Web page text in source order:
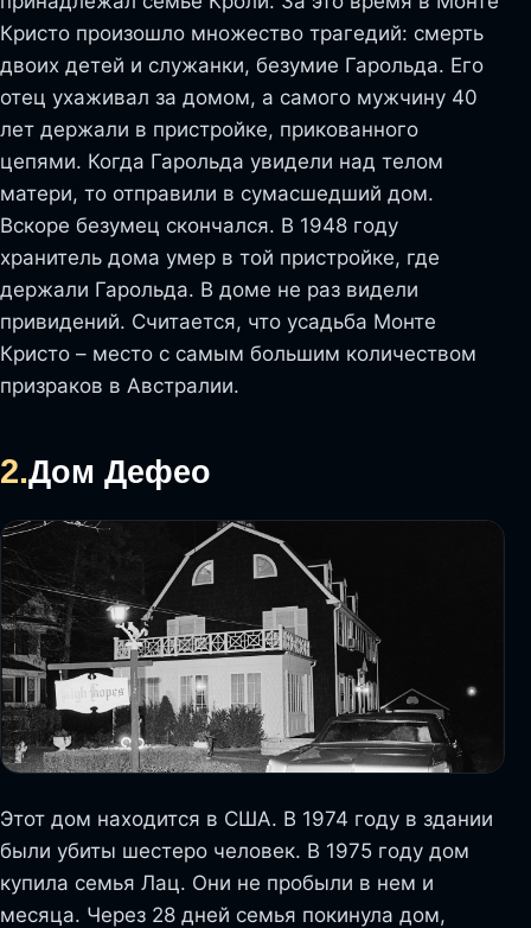
Кристо произошло множество трагедий: смерть
двоих детей и служанки, безумие Гарольда. Его
отец ухаживал за домом, а самого мужчину 40
лет держали в пристройке, прикованного
цепями. Когда Гарольда увидели над телом
матери, то отправили в сумасшедший дом.
Вскоре безумец скончался. В 1948 году
хранитель дома умер в той пристройке, где
держали Гарольда. В доме не раз видели
привидений. Считается, что усадьба Монте
Кристо – место с самым большим количеством
призраков в Австралии.
2.Дом Дефео
Этот дом находится в США. В 1974 году в здании
были убиты шестеро человек. В 1975 году дом
купила семья Лац. Они не пробыли в нем и
месяца. Через 28 дней семья покинула дом,